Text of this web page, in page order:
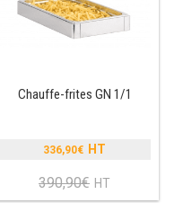
Chauffe-frites GN 1/1
390,90€
prix
336,90€
Le
prix